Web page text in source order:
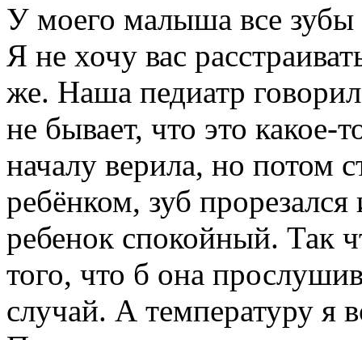
У моего малыша все зубы
Я не хочу вас
же. Наша педиатр
не бывает, что это какое-
началу верила, но потом
ребёнком, зуб
ребенок спокойный. Так
того, что б она
случай. А температуру я